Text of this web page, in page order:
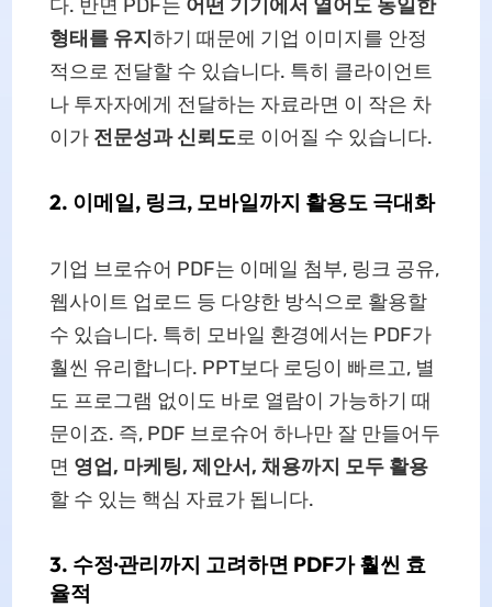
다. 반면 PDF는 어떤 기기에서 열어도 동일한
형태를 유지 하기 때문에 기업 이미지를 안정
적으로 전달할 수 있습니다. 특히 클라이언트
나 투자자에게 전달하는 자료라면 이 작은 차
이가 전문성과 신뢰도로 이어질 수 있습니다.
2. 이메일, 링크, 모바일까지 활용도 극대화
기업 브로슈어 PDF는 이메일 첨부, 링크 공유,
웹사이트 업로드 등 다양한 방식으로 활용할
수 있습니다. 특히 모바일 환경에서는 PDF가
훨씬 유리합니다. PPT보다 로딩이 빠르고, 별
도 프로그램 없이도 바로 열람이 가능하기 때
문이죠. 즉, PDF 브로슈어 하나만 잘 만들어두
면 영업, 마케팅, 제안서, 채용까지 모두 활용
할 수 있는 핵심 자료가 됩니다.
3. 수정·관리까지 고려하면 PDF가 훨씬 효
율적